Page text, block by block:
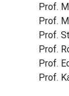
Prof.
Prof.
Prof.
Prof.
Prof.
Prof.